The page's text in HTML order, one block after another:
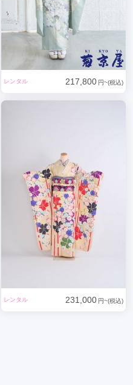
レンタル 217,800 円~(税込)
レンタル 231,000 円~(税込)